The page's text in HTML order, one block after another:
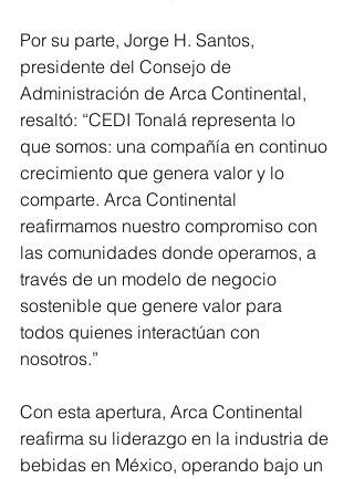
Por su parte, Jorge H. Santos,
presidente del Consejo de
Administración de Arca Continental,
resaltó: “CEDI Tonalá representa lo
que somos: una compañía en continuo
crecimiento que genera valor y lo
comparte. Arca Continental
reafirmamos nuestro compromiso con
las comunidades donde operamos, a
través de un modelo de negocio
sostenible que genere valor para
todos quienes interactúan con
nosotros.”
Con esta apertura, Arca Continental
reafirma su liderazgo en la industria de
bebidas en México, operando bajo un